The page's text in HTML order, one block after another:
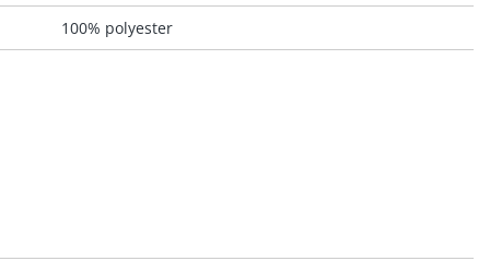
100% polyester